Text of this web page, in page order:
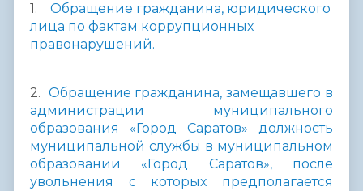
1. Обращение гражданина, юридического
лица по фактам коррупционных
правонарушений.
2. Обращение гражданина, замещавшего в
администрации муниципального
образования «Город Саратов» должность
муниципальной службы в муниципальном
образовании «Город Саратов», после
увольнения с которых предполагается